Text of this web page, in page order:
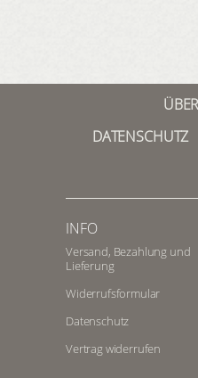
DATENSCHUTZ
INFO
Versand, Bezahlung und
Lieferung
Widerrufsformular
Datenschutz
Vertrag widerrufen